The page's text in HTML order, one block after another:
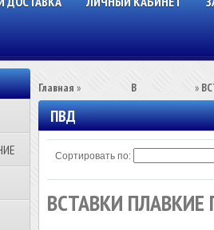
Главная » ⠀⠀⠀⠀⠀⠀В⠀⠀⠀⠀⠀⠀⠀ »
ПВД
Сортировать по:
ВСТАВКИ ПЛАВКИЕ